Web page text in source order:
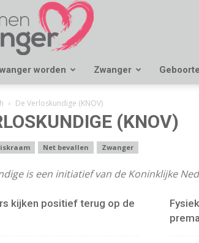
Samen
Zwanger
worden Zwanger Geboorte
De Verloskundige (KNOV)
(KNOV)
Net bevallen Zwanger
is een initiatief van de Koninklijke
kijken positief terug op de